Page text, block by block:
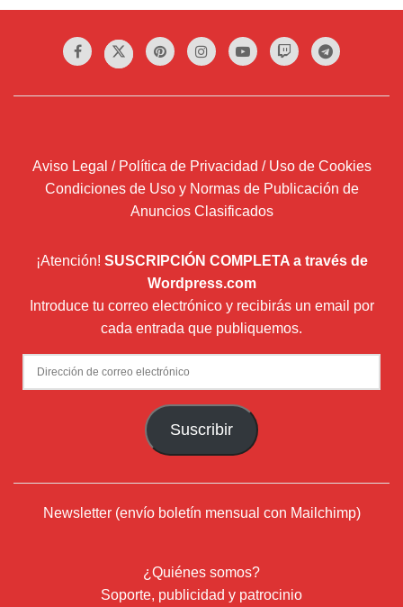
Aviso Legal / Política de Privacidad / Uso de Cookies
Condiciones de Uso y Normas de Publicación de
Anuncios Clasificados
¡Atención! SUSCRIPCIÓN COMPLETA a través de
Wordpress.com
Introduce tu correo electrónico y recibirás un email por
cada entrada que publiquemos.
Dirección
de
Suscribir
Newsletter (envío boletín mensual con Mailchimp)
¿Quiénes somos?
Soporte, publicidad y patrocinio